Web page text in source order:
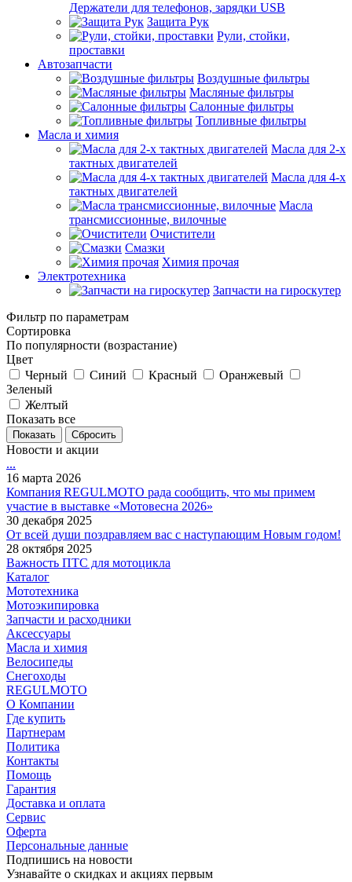
Держатели для телефонов, зарядки USB
Защита Рук
Рули, стойки,
проставки
Автозапчасти
Воздушные фильтры
Масляные фильтры
Салонные фильтры
Топливные фильтры
Масла и химия
Масла для 2-х
тактных двигателей
Масла для 4-х
тактных двигателей
Масла
трансмиссионные, вилочные
Очистители
Смазки
Химия прочая
Электротехника
Запчасти на гироскутер
Фильтр по параметрам
Сортировка
По популярности (возрастание)
Цвет
Черный
Синий Красный
Оранжевый
Зеленый
Желтый
Показать все
Сбросить
Новости и акции
...
16 марта 2026
Компания REGULMOTO рада сообщить, что мы примем
участие в выставке «Мотовесна 2026»
30 декабря 2025
От всей души поздравляем вас с наступающим Новым годом!
28 октября 2025
Важность ПТС для мотоцикла
Каталог
Мототехника
Мотоэкипировка
Запчасти и расходники
Аксессуары
Масла и химия
Велосипеды
Снегоходы
REGULMOTO
О Компании
Где купить
Партнерам
Политика
Контакты
Помощь
Гарантия
Доставка и оплата
Сервис
Оферта
Персональные данные
Подпишись на новости
Узнавайте о скидках и акциях первым